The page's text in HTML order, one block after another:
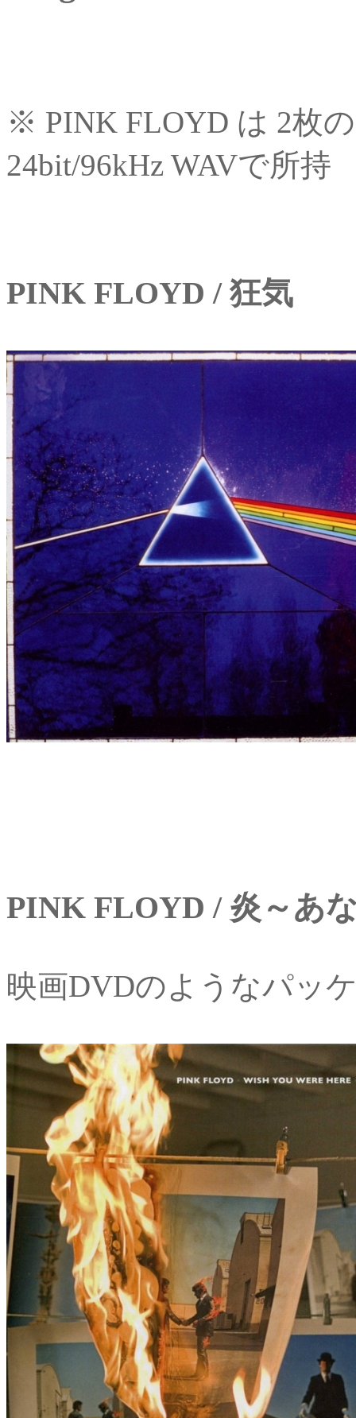
※ PINK FLOYD は 2枚
24bit/96kHz WAVで所持
PINK FLOYD / 狂気
PINK FLOYD / 炎～あ
映画DVDのようなパッ